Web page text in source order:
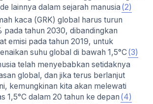
lainnya dalam sejarah manusia (2)
kaca (GRK) global harus turun
pada tahun 2030, dibandingkan
emisi pada tahun 2019, untuk
suhu global di bawah 1,5°C(3)
telah menyebabkan setidaknya
global, dan jika terus berlanjut
kemungkinan kita akan melewati
1,5°C dalam 20 tahun ke depan (4)